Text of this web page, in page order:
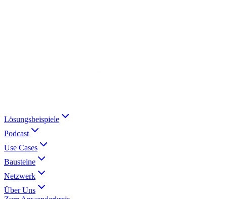
Lösungsbeispiele
Podcast
Use Cases
Bausteine
Netzwerk
Über Uns